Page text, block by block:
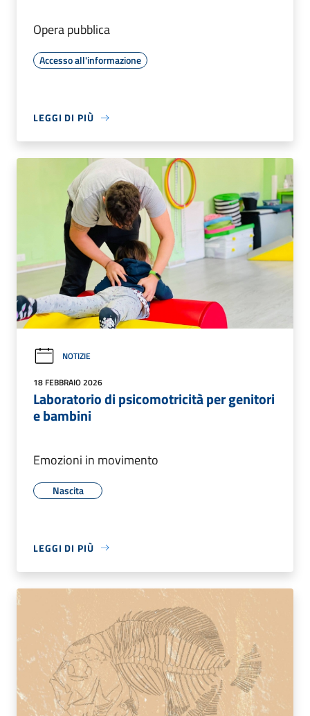
Opera pubblica
Accesso all'informazione
LEGGI DI PIÙ
NOTIZIE
18 FEBBRAIO 2026
Laboratorio di psicomotricità per genitori
e bambini
Emozioni in movimento
Nascita
LEGGI DI PIÙ